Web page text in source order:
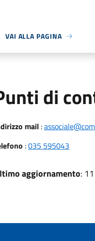
VAI ALLA PAGINA
di
mail:
:035 595043
aggiornamento: